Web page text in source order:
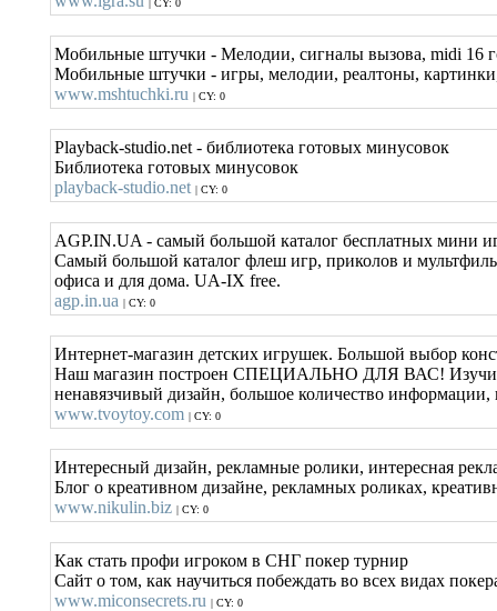
| CY: 0
Мобильные штучки - Мелодии, сигналы вызова, midi 16
Мобильные штучки - игры, мелодии, реалтоны,
www.mshtuchki.ru | CY: 0
Playback-studio.net - библиотека готовых минусовок
Библиотека готовых минусовок
playback-studio.net | CY: 0
AGP.IN.UA - самый большой каталог бесплатных мини
Самый большой каталог флеш игр, приколов и
офиса и для дома. UA-IX free.
agp.in.ua | CY: 0
Интернет-магазин детских игрушек. Большой выбор
Наш магазин построен СПЕЦИАЛЬНО ДЛЯ ВАС! Изучив
ненавязчивый дизайн, большое количество
www.tvoytoy.com | CY: 0
Интересный дизайн, рекламные ролики, интересная
Блог о креативном дизайне, рекламных роликах,
www.nikulin.biz | CY: 0
Как стать профи игроком в СНГ покер турнир
Сайт о том, как научиться побеждать во всех видах
www.miconsecrets.ru | CY: 0